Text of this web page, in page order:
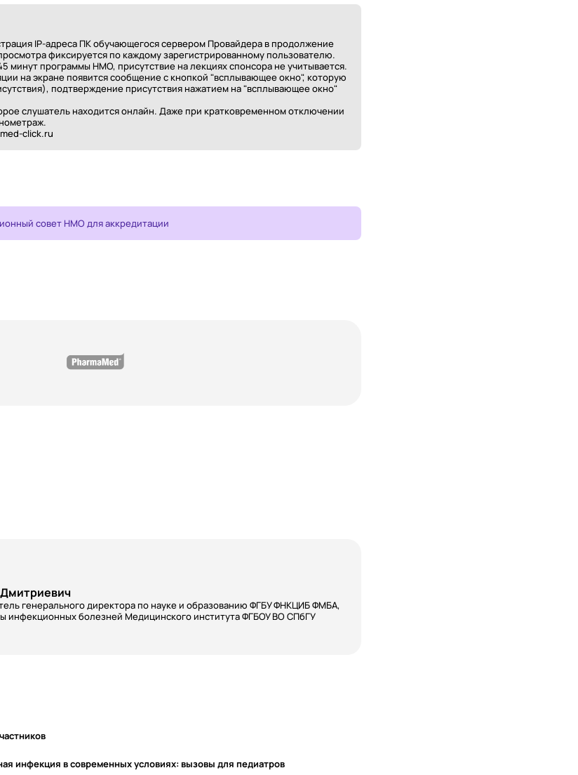
IP-адреса ПК обучающегося сервером Провайдера в продолжение
фиксируется по каждому зарегистрированному пользователю.
минут программы НМО, присутствие на лекциях спонсора не учитывается.
на экране появится сообщение с кнопкой "всплывающее окно", которую
подтверждение присутствия нажатием на "всплывающее окно"
слушатель находится онлайн. Даже при кратковременном отключении
click.ru
совет НМО для аккредитации
генерального директора по науке и образованию ФГБУ ФНКЦИБ ФМБА,
инфекционных болезней Медицинского института ФГБОУ ВО СПбГУ
инфекция в современных условиях: вызовы для педиатров